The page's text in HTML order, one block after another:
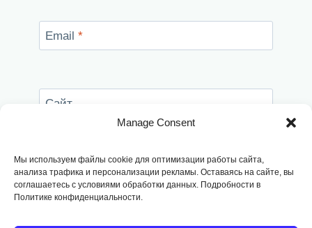
Manage Consent
Мы используем файлы cookie для оптимизации работы сайта,
анализа трафика и персонализации рекламы. Оставаясь на сайте, вы
соглашаетесь с условиями обработки данных. Подробности в
Политике конфиденциальности.
Email *
Сайт
этом браузере для последующих моих
комментариев.